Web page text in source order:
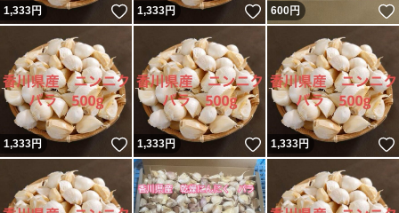
1,333円 いいね！
1,333円 いいね！
600円
1,333円 いいね！
1,333円 いいね！
1,333円